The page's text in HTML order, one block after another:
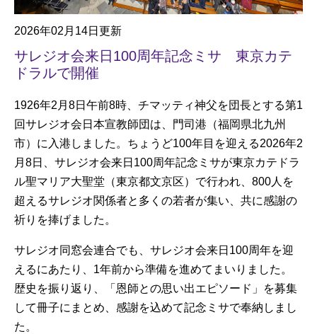
2026年02月14日更新
サレジオ会来日100周年記念ミサ 東京カテ
ドラルで開催
1926年2月8日午前8時、チマッティ神父を団長とする第1
回サレジオ会日本宣教師団は、門司港（福岡県北九州
市）に入港しました。ちょうど100年目を迎える2026年2
月8日、サレジオ会来日100周年記念ミサが東京カテドラ
ル聖マリア大聖堂（東京都文京区）で行われ、800人を
超えるサレジオ関係者と多くの若者が集い、共に感謝の
祈りを捧げました。
サレジオ同窓会連合でも、サレジオ会来日100周年を迎
えるにあたり、1年前から準備を進めてまいりました。
歴史を振り返り、「恩師との思い出エピソード」を募集
して冊子にまとめ、感謝を込めて記念ミサで奉納しまし
た。